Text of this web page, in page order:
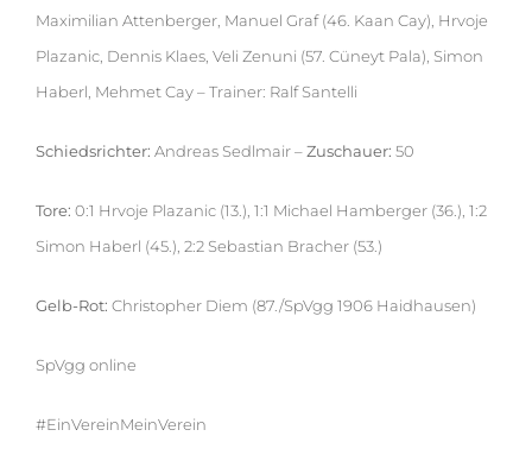
Maximilian Attenberger, Manuel Graf (46. Kaan Cay), Hrvoje
Plazanic, Dennis Klaes, Veli Zenuni (57. Cüneyt Pala), Simon
Haberl, Mehmet Cay – Trainer: Ralf Santelli
Schiedsrichter: Andreas Sedlmair –Zuschauer: 50
Tore: 0:1 Hrvoje Plazanic (13.), 1:1 Michael Hamberger (36.), 1:2
Simon Haberl (45.), 2:2 Sebastian Bracher (53.)
Gelb-Rot: Christopher Diem (87./SpVgg 1906 Haidhausen)
SpVgg online
#EinVereinMeinVerein